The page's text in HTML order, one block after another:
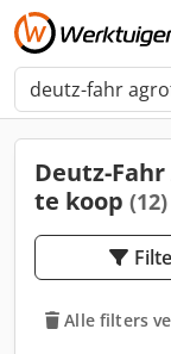
Deutz-
te koop (12)
Alle filters